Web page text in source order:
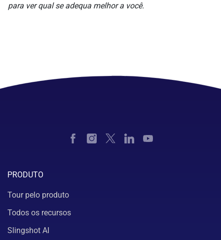
para ver qual se adequa melhor a você.
PRODUTO
Tour pelo produto
Todos os recursos
Slingshot AI